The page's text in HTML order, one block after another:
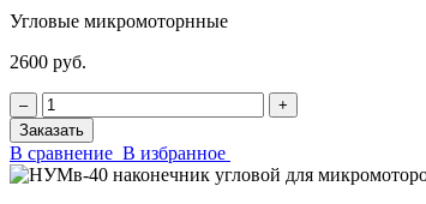
Угловые микромоторнные
2600 руб.
‒
+
Заказать
В сравнение В избранное